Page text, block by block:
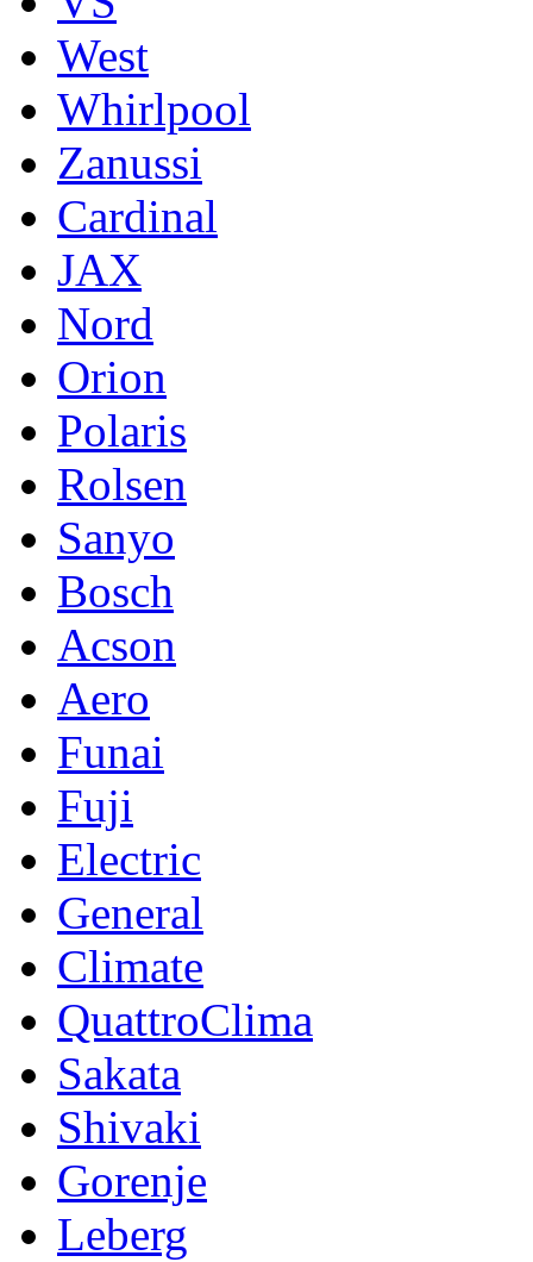
West
Whirlpool
Zanussi
Cardinal
JAX
Nord
Orion
Polaris
Rolsen
Sanyo
Bosch
Acson
Aero
Funai
Fuji
Electric
General
Climate
QuattroClima
Sakata
Shivaki
Gorenje
Leberg